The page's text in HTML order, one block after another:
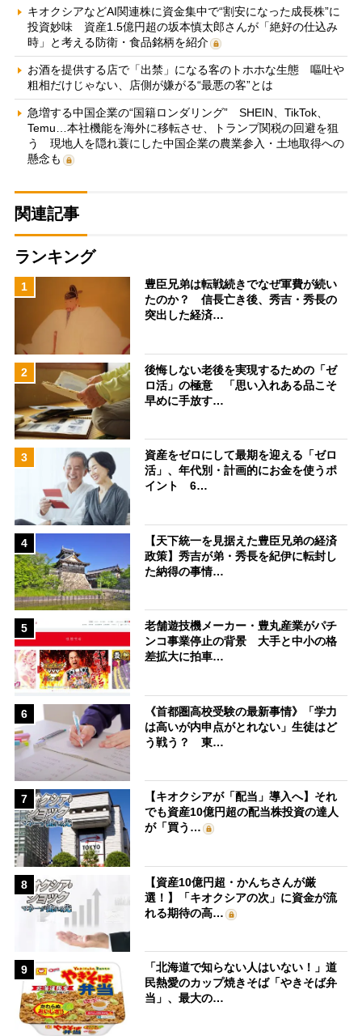
キオクシアなどAI関連株に資金集中で“割安になった成長株”に
投資妙味 資産1.5億円超の坂本慎太郎さんが「絶好の仕込み
時」と考える防衛・食品銘柄を紹介
お酒を提供する店で「出禁」になる客のトホホな生態 嘔吐や
粗相だけじゃない、店側が嫌がる“最悪の客”とは
急増する中国企業の“国籍ロンダリング” SHEIN、TikTok、
Temu…本社機能を海外に移転させ、トランプ関税の回避を狙
う 現地人を隠れ蓑にした中国企業の農業参入・土地取得への
懸念も
関連記事
ランキング
1
豊臣兄弟は転戦続きでなぜ軍費が続い
たのか？ 信長亡き後、秀吉・秀長の
突出した経済…
2
後悔しない老後を実現するための「ゼ
ロ活」の極意 「思い入れある品こそ
早めに手放す…
3
資産をゼロにして最期を迎える「ゼロ
活」、年代別・計画的にお金を使うポ
イント 6…
4
【天下統一を見据えた豊臣兄弟の経済
政策】秀吉が弟・秀長を紀伊に転封し
た納得の事情…
5
老舗遊技機メーカー・豊丸産業がパチ
ンコ事業停止の背景 大手と中小の格
差拡大に拍車…
6
《首都圏高校受験の最新事情》「学力
は高いが内申点がとれない」生徒はど
う戦う？ 東…
7
【キオクシアが「配当」導入へ】それ
でも資産10億円超の配当株投資の達人
が「買う…
8
【資産10億円超・かんちさんが厳
選！】「キオクシアの次」に資金が流
れる期待の高…
9
「北海道で知らない人はいない！」道
民熱愛のカップ焼きそば「やきそば弁
当」、最大の…